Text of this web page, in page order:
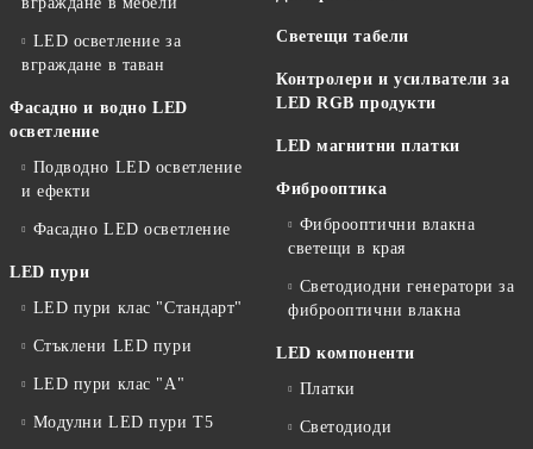
LED осветление за
вграждане в таван
Фасадно и водно LED
осветление
Подводно LED осветление
и ефекти
Фасадно LED осветление
LED пури
LED пури клас "Стандарт"
Стъклени LED пури
LED пури клас "А"
Модулни LED пури T5
Светещи табели
Контролери и усилватели за
LED RGB продукти
LED магнитни платки
Фиброоптика
Фиброоптични влакна
светещи в края
Светодиодни генератори за
фиброоптични влакна
LED компоненти
Платки
Светодиоди